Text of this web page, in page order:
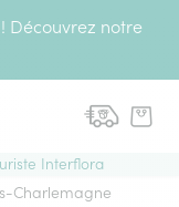
Découvrez notre
Interflora
Charlemagne